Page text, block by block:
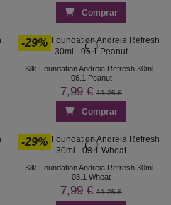
Comprar
-29%
Silk Foundation Andreia Refresh 30ml -
06.1 Peanut
7,99 € 11,25 €
Comprar
-29%
Silk Foundation Andreia Refresh 30ml -
03.1 Wheat
7,99 € 11,25 €